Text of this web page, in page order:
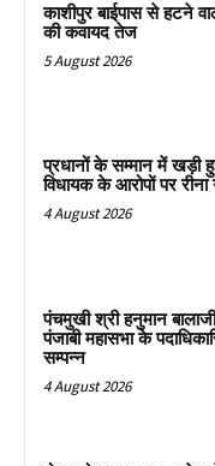
काशीपुर बाईपास से हटने
की कवायद तेज
5 August 2026
प्रधानों के सम्मान में खड़ी
विधायक के आरोपों पर
4 August 2026
पंचमुखी श्री हनुमान
पंजाबी महासभा के
सम्पन्न
4 August 2026